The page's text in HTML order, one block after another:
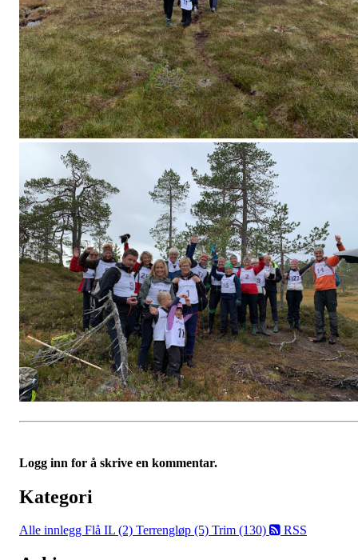
Logg inn for å skrive en kommentar.
Kategori
Alle innlegg Flå IL (2) Terrengløp (5) Trim (130) RSS